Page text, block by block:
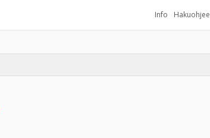
Info